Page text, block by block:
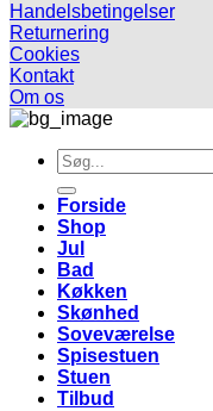
Handelsbetingelser
Returnering
Cookies
Kontakt
Om os
Søg
efter:
Forside
Shop
Jul
Bad
Køkken
Skønhed
Soveværelse
Spisestuen
Stuen
Tilbud